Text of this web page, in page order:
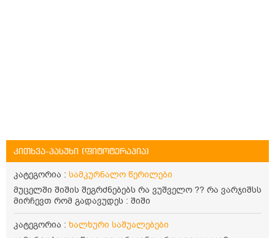
კითხვა-პასუხი (ფიტოტერაპია)
კატეგორია : სამკურნალო წერილები
მუცელში შიშის შეგრძნებებს რა ვუშველო ?? რა ვარჯიშსს
მირჩევთ რომ გადავუდეს : შიში
კატეგორია : ხალხური საშუალებები